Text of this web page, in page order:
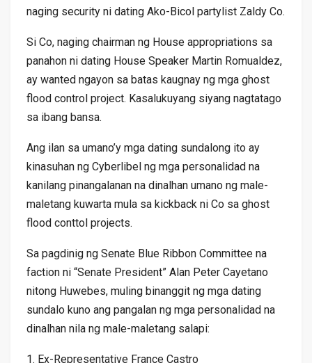
naging security ni dating Ako-Bicol partylist Zaldy Co.
Si Co, naging chairman ng House appropriations sa
panahon ni dating House Speaker Martin Romualdez,
ay wanted ngayon sa batas kaugnay ng mga ghost
flood control project. Kasalukuyang siyang nagtatago
sa ibang bansa.
Ang ilan sa umano’y mga dating sundalong ito ay
kinasuhan ng Cyberlibel ng mga personalidad na
kanilang pinangalanan na dinalhan umano ng male-
maletang kuwarta mula sa kickback ni Co sa ghost
flood conttol projects.
Sa pagdinig ng Senate Blue Ribbon Committee na
faction ni “Senate President” Alan Peter Cayetano
nitong Huwebes, muling binanggit ng mga dating
sundalo kuno ang pangalan ng mga personalidad na
dinalhan nila ng male-maletang salapi:
1. Ex-Representative France Castro